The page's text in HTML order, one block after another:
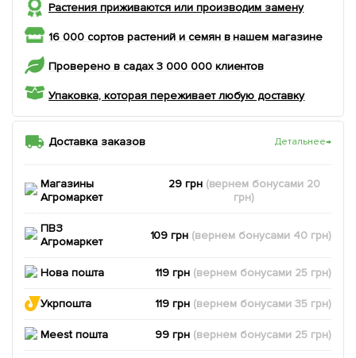
Растения приживаются или производим замену
16 000 сортов растений и семян в нашем магазине
Проверено в садах 3 000 000 клиентов
Упаковка, которая переживает любую доставку
Доставка заказов Детальнее→
Магазины
Агромаркет
29 грн (вернем бонусами 20
грн)
ПВЗ
Агромаркет
109 грн (вернем бонусами 40 грн)
Нова пошта 119 грн (вернем бонусами 25 грн)
Укрпошта 119 грн (вернем бонусами35 грн)
Meest пошта 99 грн (вернем бонусами 25 грн)